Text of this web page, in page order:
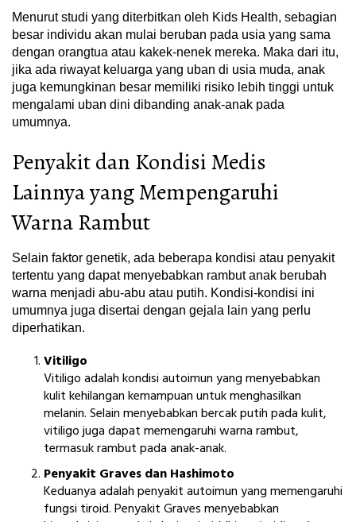
Menurut studi yang diterbitkan oleh Kids Health, sebagian
besar individu akan mulai beruban pada usia yang sama
dengan orangtua atau kakek-nenek mereka. Maka dari itu,
jika ada riwayat keluarga yang uban di usia muda, anak
juga kemungkinan besar memiliki risiko lebih tinggi untuk
mengalami uban dini dibanding anak-anak pada
umumnya.
Penyakit dan Kondisi Medis
Lainnya yang Mempengaruhi
Warna Rambut
Selain faktor genetik, ada beberapa kondisi atau penyakit
tertentu yang dapat menyebabkan rambut anak berubah
warna menjadi abu-abu atau putih. Kondisi-kondisi ini
umumnya juga disertai dengan gejala lain yang perlu
diperhatikan.
Vitiligo
Vitiligo adalah kondisi autoimun yang menyebabkan
kulit kehilangan kemampuan untuk menghasilkan
melanin. Selain menyebabkan bercak putih pada kulit,
vitiligo juga dapat memengaruhi warna rambut,
termasuk rambut pada anak-anak.
Penyakit Graves dan Hashimoto
Keduanya adalah penyakit autoimun yang memengaruhi
fungsi tiroid. Penyakit Graves menyebabkan